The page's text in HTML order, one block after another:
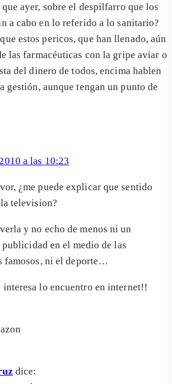
ayer, sobre el despilfarro que los
a cabo en lo referido a lo sanitario?
estos pericos, que han llenado, aún
las farmacéuticas con la gripe aviar o
del dinero de todos, encima hablen
gestión, aunque tengan un punto de
a las 10:23
¿me puede explicar que sentido
television?
y no echo de menos ni un
en el medio de las
famosos, ni el deporte…
interesa lo encuentro en internet!!
dice: